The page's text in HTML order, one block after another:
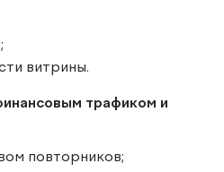
витрины.
трафиком и
повторников;